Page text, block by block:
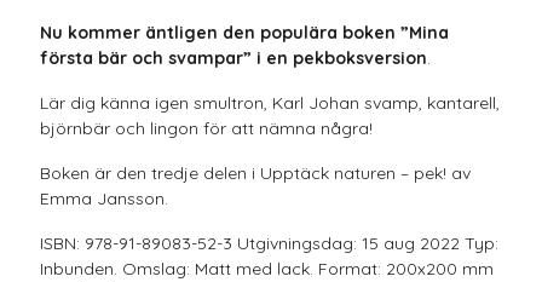
Nu kommer äntligen den populära boken ”Mina
första bär och svampar” i en pekboksversion.
Lär dig känna igen smultron, Karl Johan svamp, kantarell,
björnbär och lingon för att nämna några!
Boken är den tredje delen i Upptäck naturen – pek! av
Emma Jansson.
ISBN: 978-91-89083-52-3 Utgivningsdag: 15 aug 2022 Typ:
Inbunden. Omslag: Matt med lack. Format: 200x200 mm